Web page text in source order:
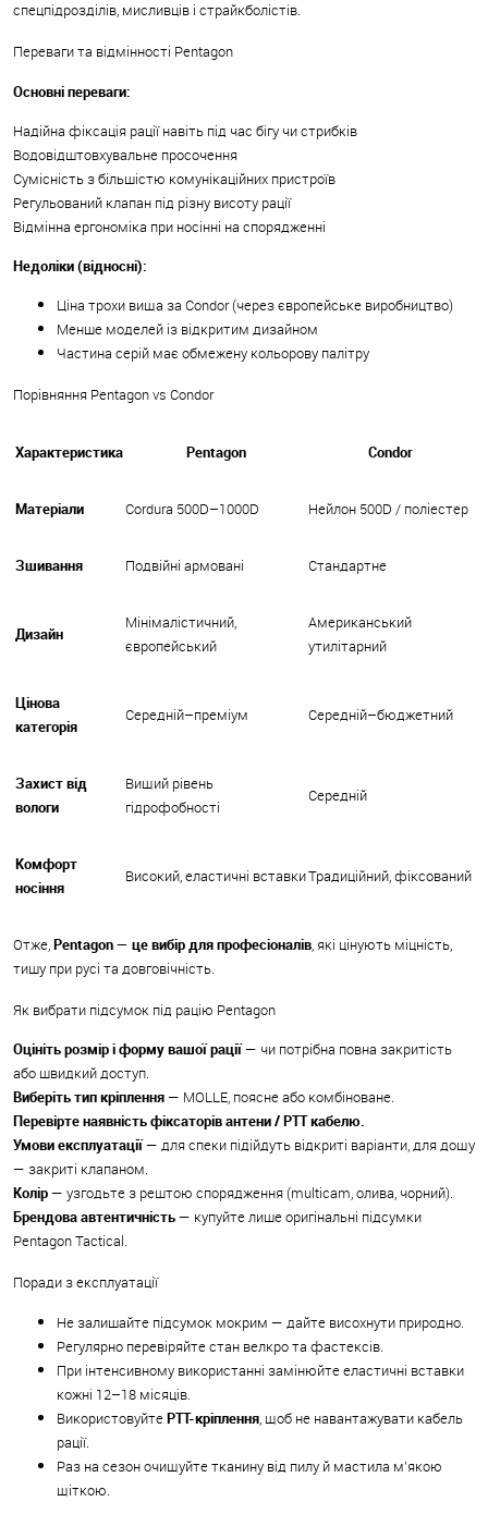
спецпідрозділів, мисливців і страйкболістів.
Переваги та відмінності Pentagon
Основні переваги:
Надійна фіксація рації навіть під час бігу чи стрибків
Водовідштовхувальне просочення
Сумісність з більшістю комунікаційних пристроїв
Регульований клапан під різну висоту рації
Відмінна ергономіка при носінні на спорядженні
Недоліки (відносні):
Ціна трохи вища за Condor (через європейське виробництво)
Менше моделей із відкритим дизайном
Частина серій має обмежену кольорову палітру
Порівняння Pentagon vs Condor
Характеристика Pentagon Condor
Матеріали Cordura 500D–1000D Нейлон 500D / поліестер
Зшивання Подвійні армовані Стандартне
Дизайн
Мінімалістичний,
європейський
Американський
утилітарний
Цінова
категорія
Середній–преміум Середній–бюджетний
Захист від
вологи
Вищий рівень
гідрофобності
Середній
Комфорт
носіння
Високий, еластичні вставкиТрадиційний, фіксований
Отже,Pentagon — це вибір для професіоналів, які цінують міцність,
тишу при русі та довговічність.
Як вибрати підсумок під рацію Pentagon
Оцініть розмір і форму вашої рації— чи потрібна повна закритість
або швидкий доступ.
Виберіть тип кріплення— MOLLE, поясне або комбіноване.
Перевірте наявність фіксаторів антени / PTT кабелю.
Умови експлуатації— для спеки підійдуть відкриті варіанти, для дощу
— закриті клапаном.
Колір— узгодьте з рештою спорядження (multicam, олива, чорний).
Брендова автентичність— купуйте лише оригінальні підсумки
Pentagon Tactical.
Поради з експлуатації
Не залишайте підсумок мокрим — дайте висохнути природно.
Регулярно перевіряйте стан велкро та фастексів.
При інтенсивному використанні замінюйте еластичні вставки
кожні 12–18 місяців.
ВикористовуйтеPTT-кріплення, щоб не навантажувати кабель
рації.
Раз на сезон очищуйте тканину від пилу й мастила м’якою
щіткою.